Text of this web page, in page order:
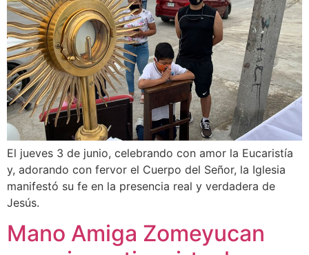
El jueves 3 de junio, celebrando con amor la Eucaristía
y, adorando con fervor el Cuerpo del Señor, la Iglesia
manifestó su fe en la presencia real y verdadera de
Jesús.
Mano Amiga Zomeyucan